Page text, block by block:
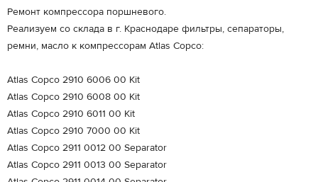
Ремонт компрессора поршневого.
Реализуем со склада в г. Краснодаре фильтры, сепараторы,
ремни, масло к компрессорам Atlas Copco:
Atlas Copco 2910 6006 00 Kit
Atlas Copco 2910 6008 00 Kit
Atlas Copco 2910 6011 00 Kit
Atlas Copco 2910 7000 00 Kit
Atlas Copco 2911 0012 00 Separator
Atlas Copco 2911 0013 00 Separator